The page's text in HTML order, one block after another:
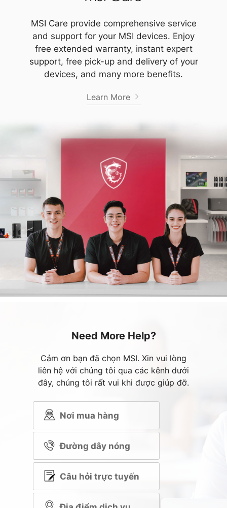
MSI Care provide comprehensive service
and support for your MSI devices. Enjoy
free extended warranty, instant expert
support, free pick-up and delivery of your
devices, and many more benefits.
Learn More
Need More Help?
Cảm ơn bạn đã chọn MSI. Xin vui lòng
liên hệ với chúng tôi qua các kênh dưới
đây, chúng tôi rất vui khi được giúp đỡ.
Nơi mua hàng
Đường dây nóng
Câu hỏi trực tuyến